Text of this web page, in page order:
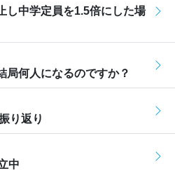
中学定員を1.5倍にした場
局何人になるのですか？
り返り
中